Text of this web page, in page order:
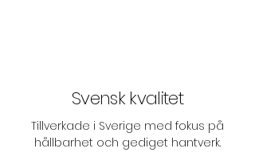
Svensk kvalitet
Tillverkade i Sverige med fokus på
hållbarhet och gediget hantverk.